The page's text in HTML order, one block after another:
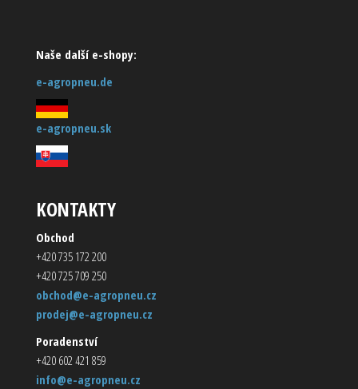
Naše další e-shopy:
e-agropneu.de
e-agropneu.sk
KONTAKTY
Obchod
+420 735 172 200
+420 725 709 250
obchod@e-agropneu.cz
prodej@e-agropneu.cz
Poradenství
+420 602 421 859
info@e-agropneu.cz